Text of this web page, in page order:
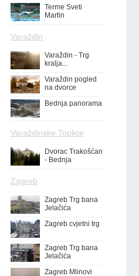
Terme Sveti
Martin
Varaždin
Varaždin - Trg
kralja...
Varaždin pogled
na dvorce
Bednja panorama
Varaždinske Toplice
Dvorac Trakošćan
- Bednja
Zagreb
Zagreb Trg bana
Jelačića
Zagreb cvjetni trg
Zagreb Trg bana
Jelačića
Zagreb Mlinovi